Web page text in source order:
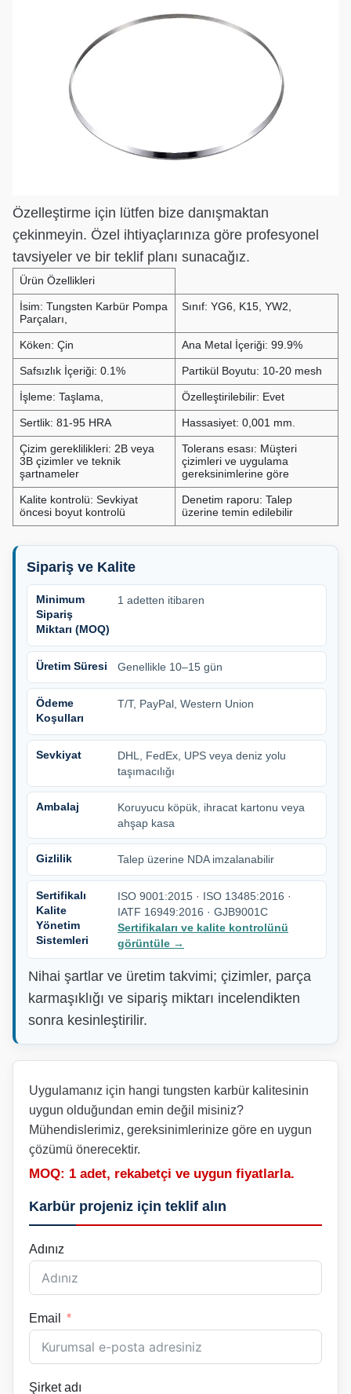
Özelleştirme için lütfen bize danışmaktan
çekinmeyin. Özel ihtiyaçlarınıza göre profesyonel
tavsiyeler ve bir teklif planı sunacağız.
Ürün Özellikleri
İsim: Tungsten Karbür Pompa
Parçaları,
Sınıf: YG6, K15, YW2,
Köken: Çin Ana Metal İçeriği: 99.9%
Safsızlık İçeriği: 0.1% Partikül Boyutu: 10-20 mesh
İşleme: Taşlama, Özelleştirilebilir: Evet
Sertlik: 81-95 HRA Hassasiyet: 0,001 mm.
Çizim gereklilikleri: 2B veya
3B çizimler ve teknik
şartnameler
Tolerans esası: Müşteri
çizimleri ve uygulama
gereksinimlerine göre
Kalite kontrolü: Sevkiyat
öncesi boyut kontrolü
Denetim raporu: Talep
üzerine temin edilebilir
Sipariş ve Kalite
Minimum
Sipariş
Miktarı (MOQ)
1 adetten itibaren
Üretim Süresi Genellikle 10–15 gün
Ödeme
Koşulları
T/T, PayPal, Western Union
Sevkiyat
DHL, FedEx, UPS veya deniz yolu
taşımacılığı
Ambalaj
Koruyucu köpük, ihracat kartonu veya
ahşap kasa
Gizlilik Talep üzerine NDA imzalanabilir
Sertifikalı
Kalite
Yönetim
Sistemleri
ISO 9001:2015 · ISO 13485:2016 ·
IATF 16949:2016 · GJB9001C
Sertifikaları ve kalite kontrolünü
görüntüle →
Nihai şartlar ve üretim takvimi; çizimler, parça
karmaşıklığı ve sipariş miktarı incelendikten
sonra kesinleştirilir.
Uygulamanız için hangi tungsten karbür kalitesinin
uygun olduğundan emin değil misiniz?
Mühendislerimiz, gereksinimlerinize göre en uygun
çözümü önerecektir.
MOQ: 1 adet, rekabetçi ve uygun fiyatlarla.
Karbür projeniz için teklif alın
Adınız
Email
Şirket adı